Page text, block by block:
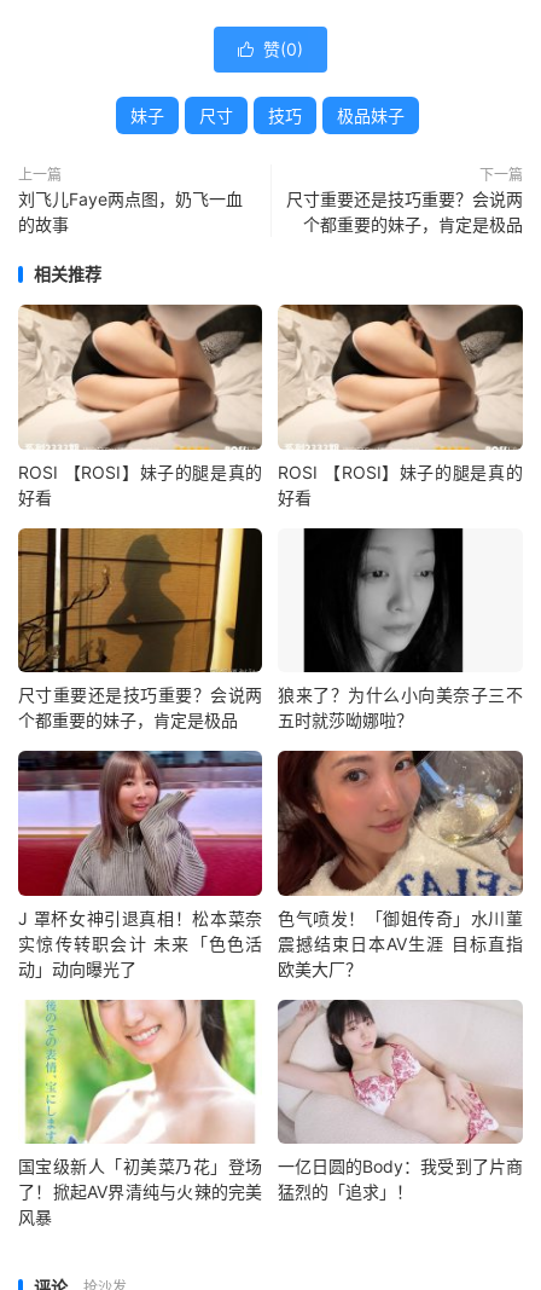
 赞(0)
妹子 尺寸 技巧 极品妹子
上一篇
刘飞儿Faye两点图，奶飞一血
的故事
下一篇
尺寸重要还是技巧重要？会说两
个都重要的妹子，肯定是极品
相关推荐
ROSI 【ROSI】妹子的腿是真的
好看
ROSI 【ROSI】妹子的腿是真的
好看
尺寸重要还是技巧重要？会说两
个都重要的妹子，肯定是极品
狼来了？为什么小向美奈子三不
五时就莎呦娜啦？
J 罩杯女神引退真相！松本菜奈
实惊传转职会计 未来「色色活
动」动向曝光了
色气喷发！「御姐传奇」水川菫
震撼结束日本AV生涯 目标直指
欧美大厂？
国宝级新人「初美菜乃花」登场
了！掀起AV界清纯与火辣的完美
风暴
一亿日圆的Body：我受到了片商
猛烈的「追求」！